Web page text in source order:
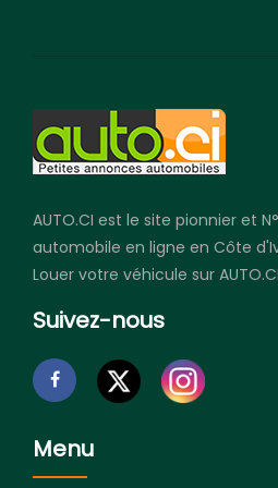
AUTO.CI est le site pionnier et
automobile en ligne en Côte
Louer votre véhicule sur
Suivez-nous
Menu